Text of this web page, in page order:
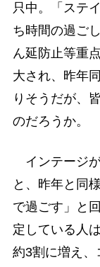
只中。「ステ
ち時間の過ご
ん延防止等重
大され、昨年
りそうだが、
のだろうか。
インテージ
と、昨年と同
で過ごす」と
定している人
約3割に増え、